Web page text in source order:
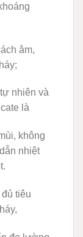
âm,
nhiên và
là
không
nhiệt
tiêu